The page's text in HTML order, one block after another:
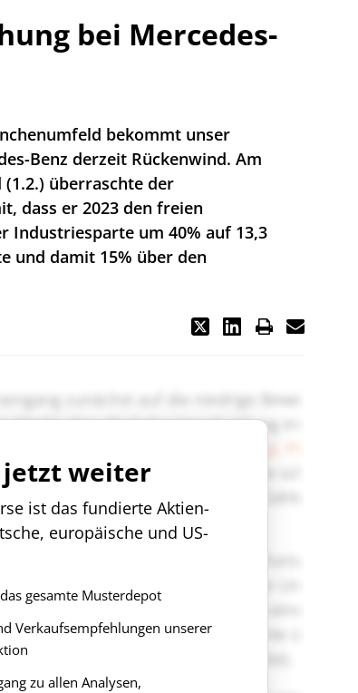
bei Mercedes-
bekommt unser
Benz derzeit Rückenwind. Am
überraschte der
dass er 2023 den freien
Industriesparte um 40% auf 13,3
und damit 15% über den
jetzt weiter
ist das fundierte Aktien-
europäische und US-
gesamte Musterdepot
Verkaufsempfehlungen unserer
zu allen Analysen,